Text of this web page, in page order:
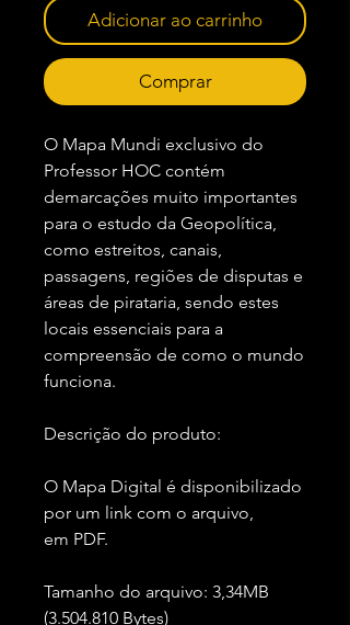
Adicionar ao carrinho
Comprar
O Mapa Mundi exclusivo do
Professor HOC contém
demarcações muito importantes
para o estudo da Geopolítica,
como estreitos, canais,
passagens, regiões de disputas e
áreas de pirataria, sendo estes
locais essenciais para a
compreensão de como o mundo
funciona.
Descrição do produto:
O Mapa Digital é disponibilizado
por um link com o arquivo,
em PDF.
Tamanho do arquivo: 3,34MB
(3.504.810 Bytes)